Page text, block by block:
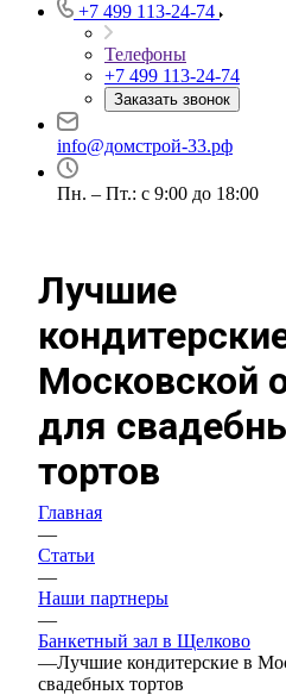
+7 499 113-24-74
Телефоны
+7 499 113-24-74
Заказать звонок
info@домстрой-33.рф
Пн. – Пт.: с 9:00 до 18:00
Лучшие
Московской
для
тортов
Главная
—
Статьи
—
Наши партнеры
—
Банкетный зал в Щелково
—Лучшие кондитерские в
свадебных тортов